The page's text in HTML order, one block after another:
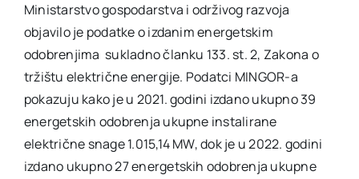
Ministarstvo gospodarstva i održivog razvoja
objavilo je podatke o izdanim energetskim
odobrenjima sukladno članku 133. st. 2, Zakona o
tržištu električne energije. Podatci MINGOR-a
pokazuju kako je u 2021. godini izdano ukupno 39
energetskih odobrenja ukupne instalirane
električne snage 1.015,14 MW, dok je u 2022. godini
izdano ukupno 27 energetskih odobrenja ukupne